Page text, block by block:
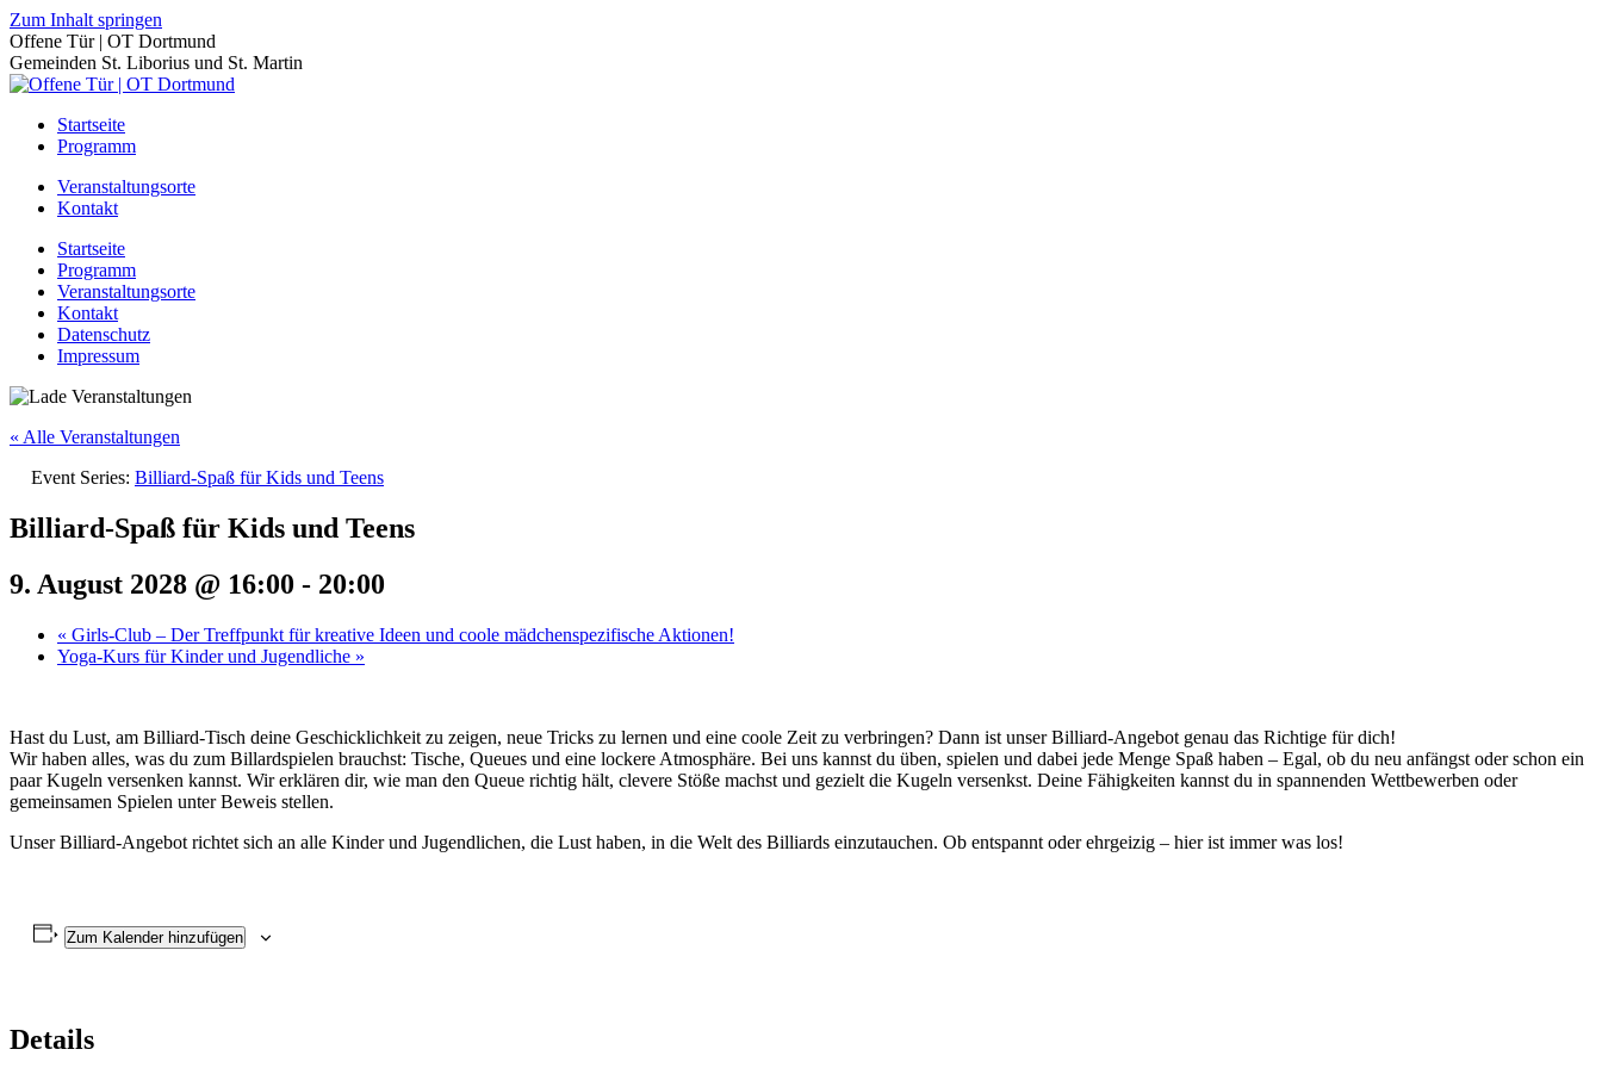
Zum Inhalt springen
Offene Tür | OT Dortmund
Gemeinden St. Liborius und St. Martin
Startseite
Programm
Veranstaltungsorte
Kontakt
Startseite
Programm
Veranstaltungsorte
Kontakt
Datenschutz
Impressum
« Alle Veranstaltungen
Event Series: Billiard-Spaß für Kids und Teens
Billiard-Spaß für Kids und Teens
9. August 2028 @ 16:00 - 20:00
« Girls-Club – Der Treffpunkt für kreative Ideen und coole mädchenspezifische Aktionen!
Yoga-Kurs für Kinder und Jugendliche »
Hast du Lust, am Billiard-Tisch deine Geschicklichkeit zu zeigen, neue Tricks zu lernen und eine coole Zeit zu verbringen? Dann ist unser Billiard-Angebot genau das Richtige für dich!
Wir haben alles, was du zum Billardspielen brauchst: Tische, Queues und eine lockere Atmosphäre. Bei uns kannst du üben, spielen und dabei jede Menge Spaß haben – Egal, ob du neu anfängst oder schon ein
paar Kugeln versenken kannst. Wir erklären dir, wie man den Queue richtig hält, clevere Stöße machst und gezielt die Kugeln versenkst. Deine Fähigkeiten kannst du in spannenden Wettbewerben oder
gemeinsamen Spielen unter Beweis stellen.
Unser Billiard-Angebot richtet sich an alle Kinder und Jugendlichen, die Lust haben, in die Welt des Billiards einzutauchen. Ob entspannt oder ehrgeizig – hier ist immer was los!
Zum Kalender hinzufügen
Details